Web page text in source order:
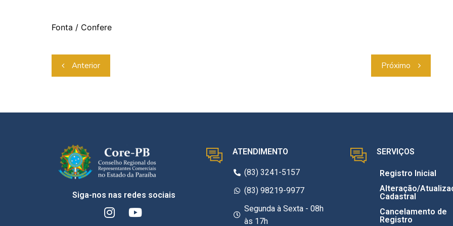
Fonta / Confere
Anterior Próximo
Siga-nos nas redes sociais
ATENDIMENTO
(83) 3241-5157
(83) 98219-9977
Segunda à Sexta - 08h
às 17h
SERVIÇOS
Registro Inicial
Alteração/
Cadastral
Cancelamento de
Registro